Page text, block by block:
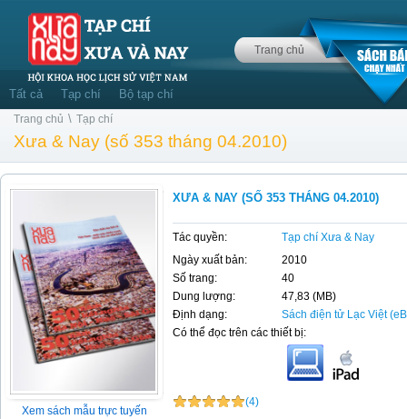
Trang chủ
Tất cả Tạp chí Bộ tạp chí
Trang chủ \ Tạp chí
Xưa & Nay (số 353 tháng 04.2010)
Xem sách mẫu trực tuyến
XƯA & NAY (SỐ 353 THÁNG 04.2010)
Tác quyền:
Tạp chí Xưa & Nay
Ngày xuất bản:
2010
Số trang:
40
Dung lượng:
47,83 (MB)
Định dạng:
Sách điện tử Lạc Việt
Có thể đọc trên các thiết bị:
(4)